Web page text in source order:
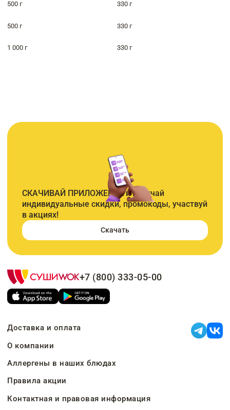
500 г 330 г
500 г 330 г
1 000 г 330 г
СКАЧИВАЙ ПРИЛОЖЕНИЕ и получай
индивидуальные скидки, промокоды, участвуй
в акциях!
Скачать
+7 (800) 333-05-00
Доставка и оплата
О компании
Аллергены в наших блюдах
Правила акции
Контактная и правовая информация